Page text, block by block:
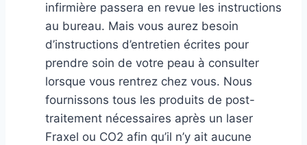
infirmière passera en revue les instructions
au bureau. Mais vous aurez besoin
d’instructions d’entretien écrites pour
prendre soin de votre peau à consulter
lorsque vous rentrez chez vous. Nous
fournissons tous les produits de post-
traitement nécessaires après un laser
Fraxel ou CO2 afin qu’il n’y ait aucune